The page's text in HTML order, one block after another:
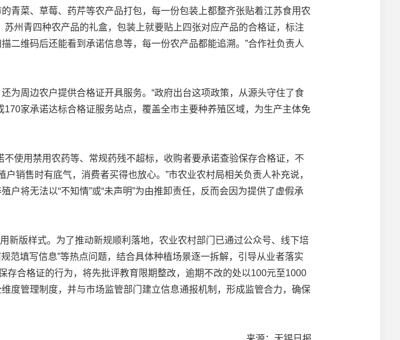
菜、草莓、药芹等农产品打包，每一份包装上都整齐张贴着江苏食用农
州青四种农产品的礼盒，包装上就要贴上四张对应产品的合格证，标注
二维码后还能看到承诺信息等，每一份农产品都能追溯。”合作社负责人
周边农户提供合格证开具服务。“政府出台这项政策，从源头守住了食
家承诺达标合格证服务站点，覆盖全市主要种养殖区域，为生产主体免
用禁用农药等、常规药残不超标，收购者要承诺查验保存合格证，不
销售时有底气，消费者买得也放心。”市农业农村局相关负责人补充说，
将无法以“不知情”或“未声明”为由推卸责任，反而会因为提供了虚假承
版样式。为了推动新规顺利落地，农业农村部门已通过公众号、线下培
范填写信息”等热点问题，结合具体种植场景逐一拆解，引导从业者落实
存合格证的行为，将先批评教育限期整改，逾期不改的处以100元至1000
度管理制度，并与市场监管部门建立信息通报机制，形成监管合力，确保